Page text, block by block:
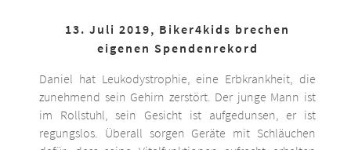
13. Juli 2019, Biker4kids brechen
eigenen Spendenrekord
Daniel hat Leukodystrophie, eine Erbkrankheit, die
zunehmend sein Gehirn zerstört. Der junge Mann ist
im Rollstuhl, sein Gesicht ist aufgedunsen, er ist
regungslos. Überall sorgen Geräte mit Schläuchen